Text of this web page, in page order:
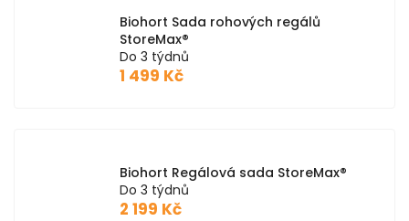
Biohort Sada rohových regálů
StoreMax®
Do 3 týdnů
1 499 Kč
Biohort Regálová sada StoreMax®
Do 3 týdnů
2 199 Kč